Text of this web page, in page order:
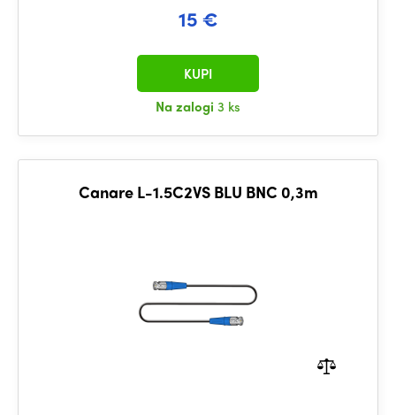
15 €
Na zalogi 3 ks
KUPI
Canare L-1.5C2VS BLU BNC 0,3m